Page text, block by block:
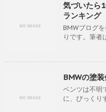
気づいたら
ランキング
BMWブログ
りです。筆者
BMWの塗
ベンツは不明
に、びっくり